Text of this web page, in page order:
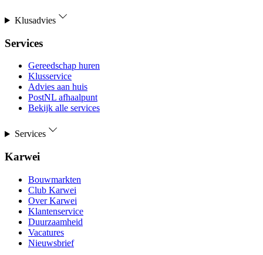
Klusadvies
Services
Gereedschap huren
Klusservice
Advies aan huis
PostNL afhaalpunt
Bekijk alle services
Services
Karwei
Bouwmarkten
Club Karwei
Over Karwei
Klantenservice
Duurzaamheid
Vacatures
Nieuwsbrief